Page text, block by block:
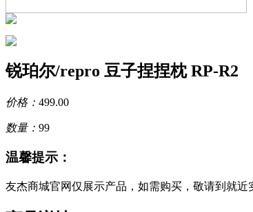
锐珀尔/repro 豆子捏捏枕 RP-R2
价格： 499.00
数量： 99
温馨提示：
友杰商城官网仅展示产品，如需购买，敬请到就